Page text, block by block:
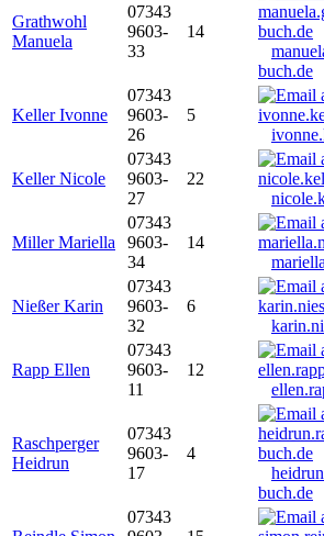
Grathwohl
Manuela
07343
9603-
33
14
buch.de
Keller Ivonne
07343
9603-
26
5
Keller Nicole
07343
9603-
27
22
Miller Mariella
07343
9603-
34
14
Nießer Karin
07343
9603-
32
6
Rapp Ellen
07343
9603-
11
12
Raschperger
Heidrun
07343
9603-
17
4
buch.de
07343